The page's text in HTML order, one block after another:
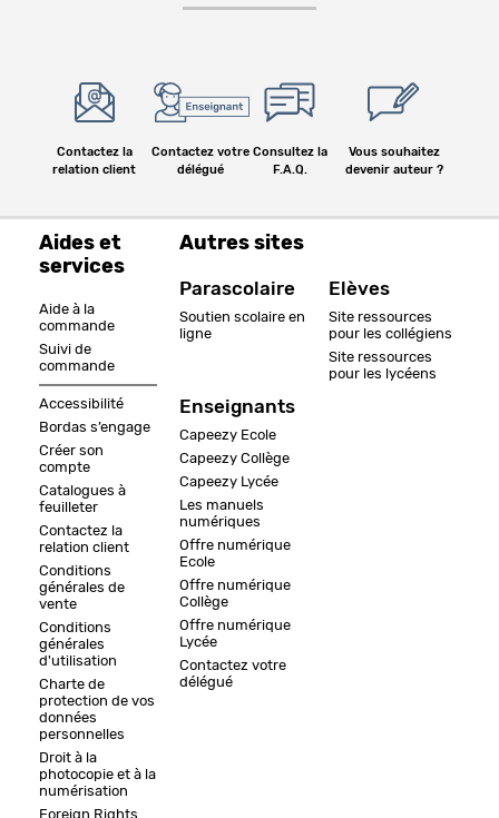
Contactez la
relation client
Contactez votre
délégué
Consultez la
F.A.Q.
Vous souhaitez
devenir auteur ?
Aides et
services
Aide à la
commande
Suivi de
commande
Accessibilité
Bordas s’engage
Créer son
compte
Catalogues à
feuilleter
Contactez la
relation client
Conditions
générales de
vente
Conditions
générales
d'utilisation
Charte de
protection de vos
données
personnelles
Droit à la
photocopie et à la
numérisation
Foreign Rights
Autres sites
Parascolaire
Soutien scolaire en
ligne
Enseignants
Capeezy Ecole
Capeezy Collège
Capeezy Lycée
Les manuels
numériques
Offre numérique
Ecole
Offre numérique
Collège
Offre numérique
Lycée
Contactez votre
délégué
Elèves
Site ressources
pour les collégiens
Site ressources
pour les lycéens